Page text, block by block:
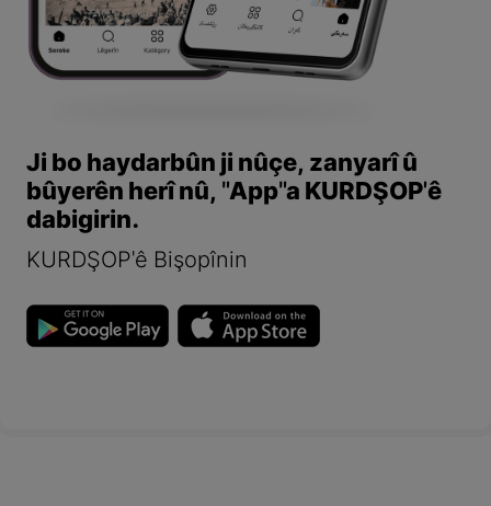
Ji bo haydarbûn ji nûçe, zanyarî û
bûyerên herî nû, "App"a KURDŞOP'ê
dabigirin.
KURDŞOP'ê Bişopînin